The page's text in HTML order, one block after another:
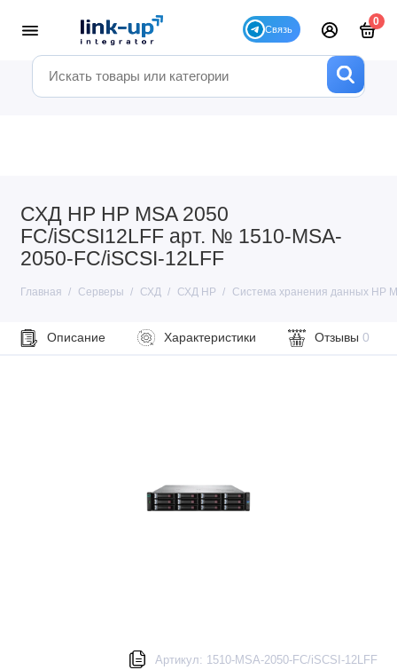
0
СХД HP HP MSA 2050
FC/iSCSI12LFF арт. № 1510-MSA-
2050-FC/iSCSI-12LFF
Главная Серверы СХД СХД HP Система хранения данных HP
Описание Характеристики Отзывы 0
Артикул: 1510-MSA-2050-FC/iSCSI-12LFF